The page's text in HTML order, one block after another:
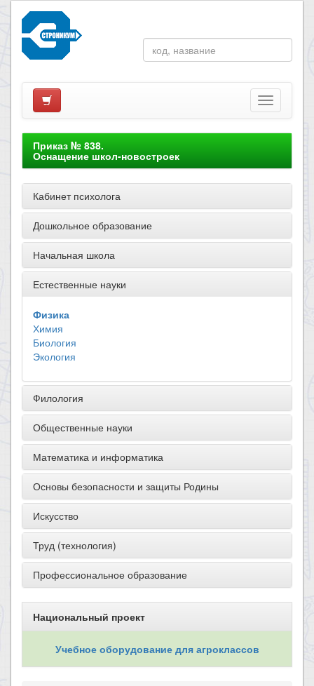
Приказ № 838.
Оснащение школ-новостроек
Кабинет психолога
Дошкольное образование
Начальная школа
Естественные науки
Физика
Химия
Биология
Экология
Филология
Общественные науки
Математика и информатика
Основы безопасности и защиты Родины
Искусство
Труд (технология)
Профессиональное образование
Национальный проект
Учебное оборудование для агроклассов